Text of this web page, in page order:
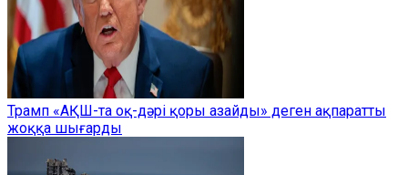
Трамп «АҚШ-та оқ-дәрі қоры азайды» деген ақпаратты
жоққа шығарды